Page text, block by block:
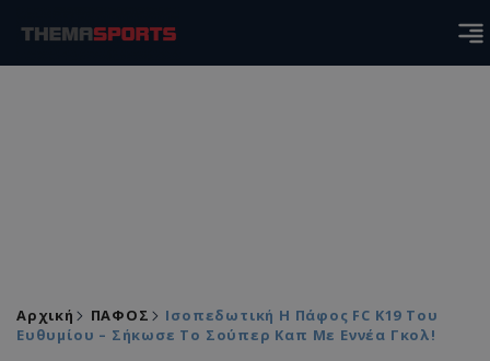
Αρχική ΠΑΦΟΣ
Ισοπεδωτική Η Πάφος FC Κ19 Του
Ευθυμίου – Σήκωσε Το Σούπερ Καπ Με Εννέα Γκολ!